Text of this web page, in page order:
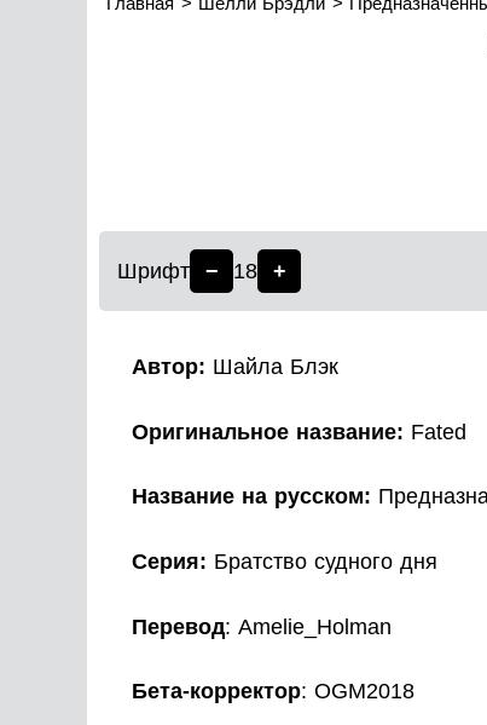
Шрифт − 18 +
Автор: Шайла Блэк
Оригинальное название: Fated
Название на русском:
Серия: Братство судного дня
Перевод: Amelie_Holman
Бета-корректор: OGM2018